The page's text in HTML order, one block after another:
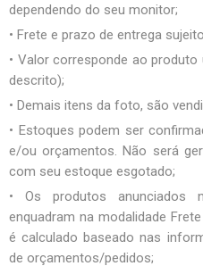
dependendo do seu monitor;
• Frete e prazo de entrega
• Valor corresponde ao
descrito);
• Demais itens da foto, são
• Estoques podem ser
e/ou orçamentos. Não será
com seu estoque esgotado;
• Os produtos anunciados
enquadram na modalidade
é calculado baseado nas
de orçamentos/pedidos;